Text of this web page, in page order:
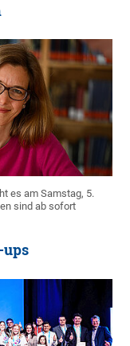
es am Samstag, 5.
sind ab sofort